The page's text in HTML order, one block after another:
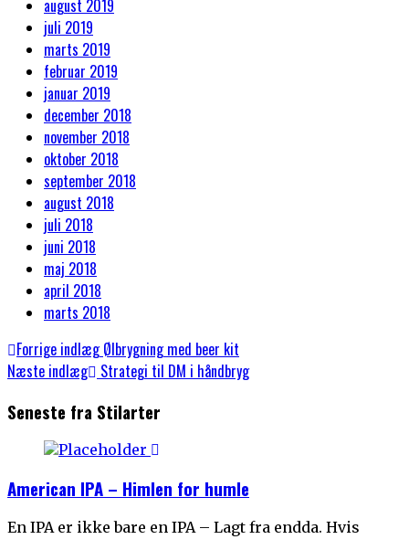
august 2019
juli 2019
marts 2019
februar 2019
januar 2019
december 2018
november 2018
oktober 2018
september 2018
august 2018
juli 2018
juni 2018
maj 2018
april 2018
marts 2018
Indlægsnavigation
Forrige indlæg Previous
post:
Ølbrygning med beer kit
Næste indlæg
Next
Strategi til DM i håndbryg
Seneste fra Stilarter
American IPA – Himlen for humle
En IPA er ikke bare en IPA – Lagt fra endda. Hvis